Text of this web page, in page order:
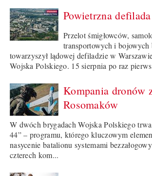
Powietrzna defilada
Przelot śmigłowców,
transportowych i bojowych
towarzyszył lądowej defiladzie w
Wojska Polskiego. 15 sierpnia po raz
Kompania dronów
Rosomaków
W dwóch brygadach Wojska Polskiego
44” – programu, którego kluczowym
nasycenie batalionu systemami
czterech kom...